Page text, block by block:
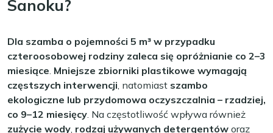
Sanoku?
Dla szamba o pojemności 5 m³ w przypadku
czteroosobowej rodziny zaleca się opróżnianie co 2–3
miesiące. Mniejsze zbiorniki plastikowe wymagają
częstszych interwencji, natomiast szambo
ekologiczne lub przydomowa oczyszczalnia – rzadziej,
co 9–12 miesięcy. Na częstotliwość wpływa również
zużycie wody, rodzaj używanych detergentów oraz